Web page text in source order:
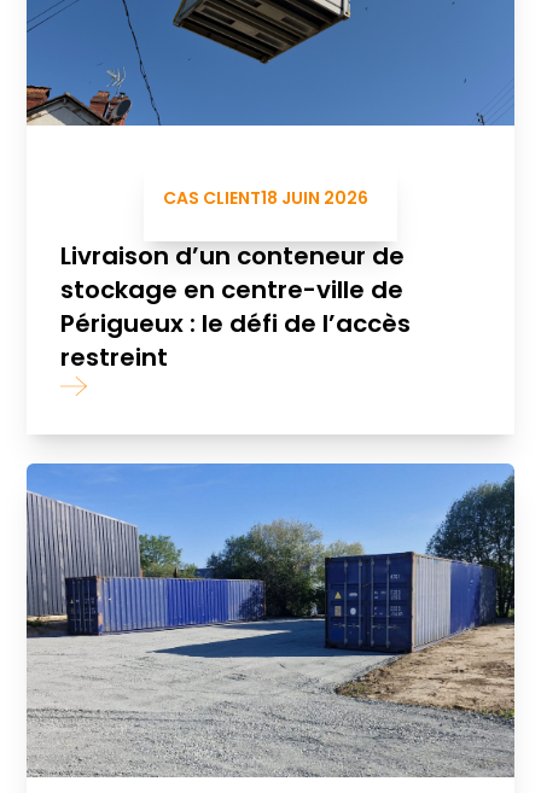
CAS CLIENT18 JUIN 2026
Livraison d’un conteneur de
stockage en centre-ville de
Périgueux : le défi de l’accès
restreint